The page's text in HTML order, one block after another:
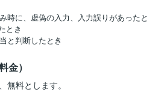
時に、虚偽の入力、入力誤りがあったと
とき
と判断したとき
金）
無料とします。